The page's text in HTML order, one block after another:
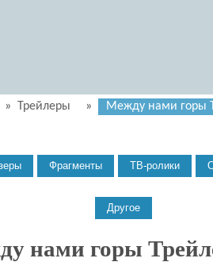
» Трейлеры » Между нами горы
нами горы